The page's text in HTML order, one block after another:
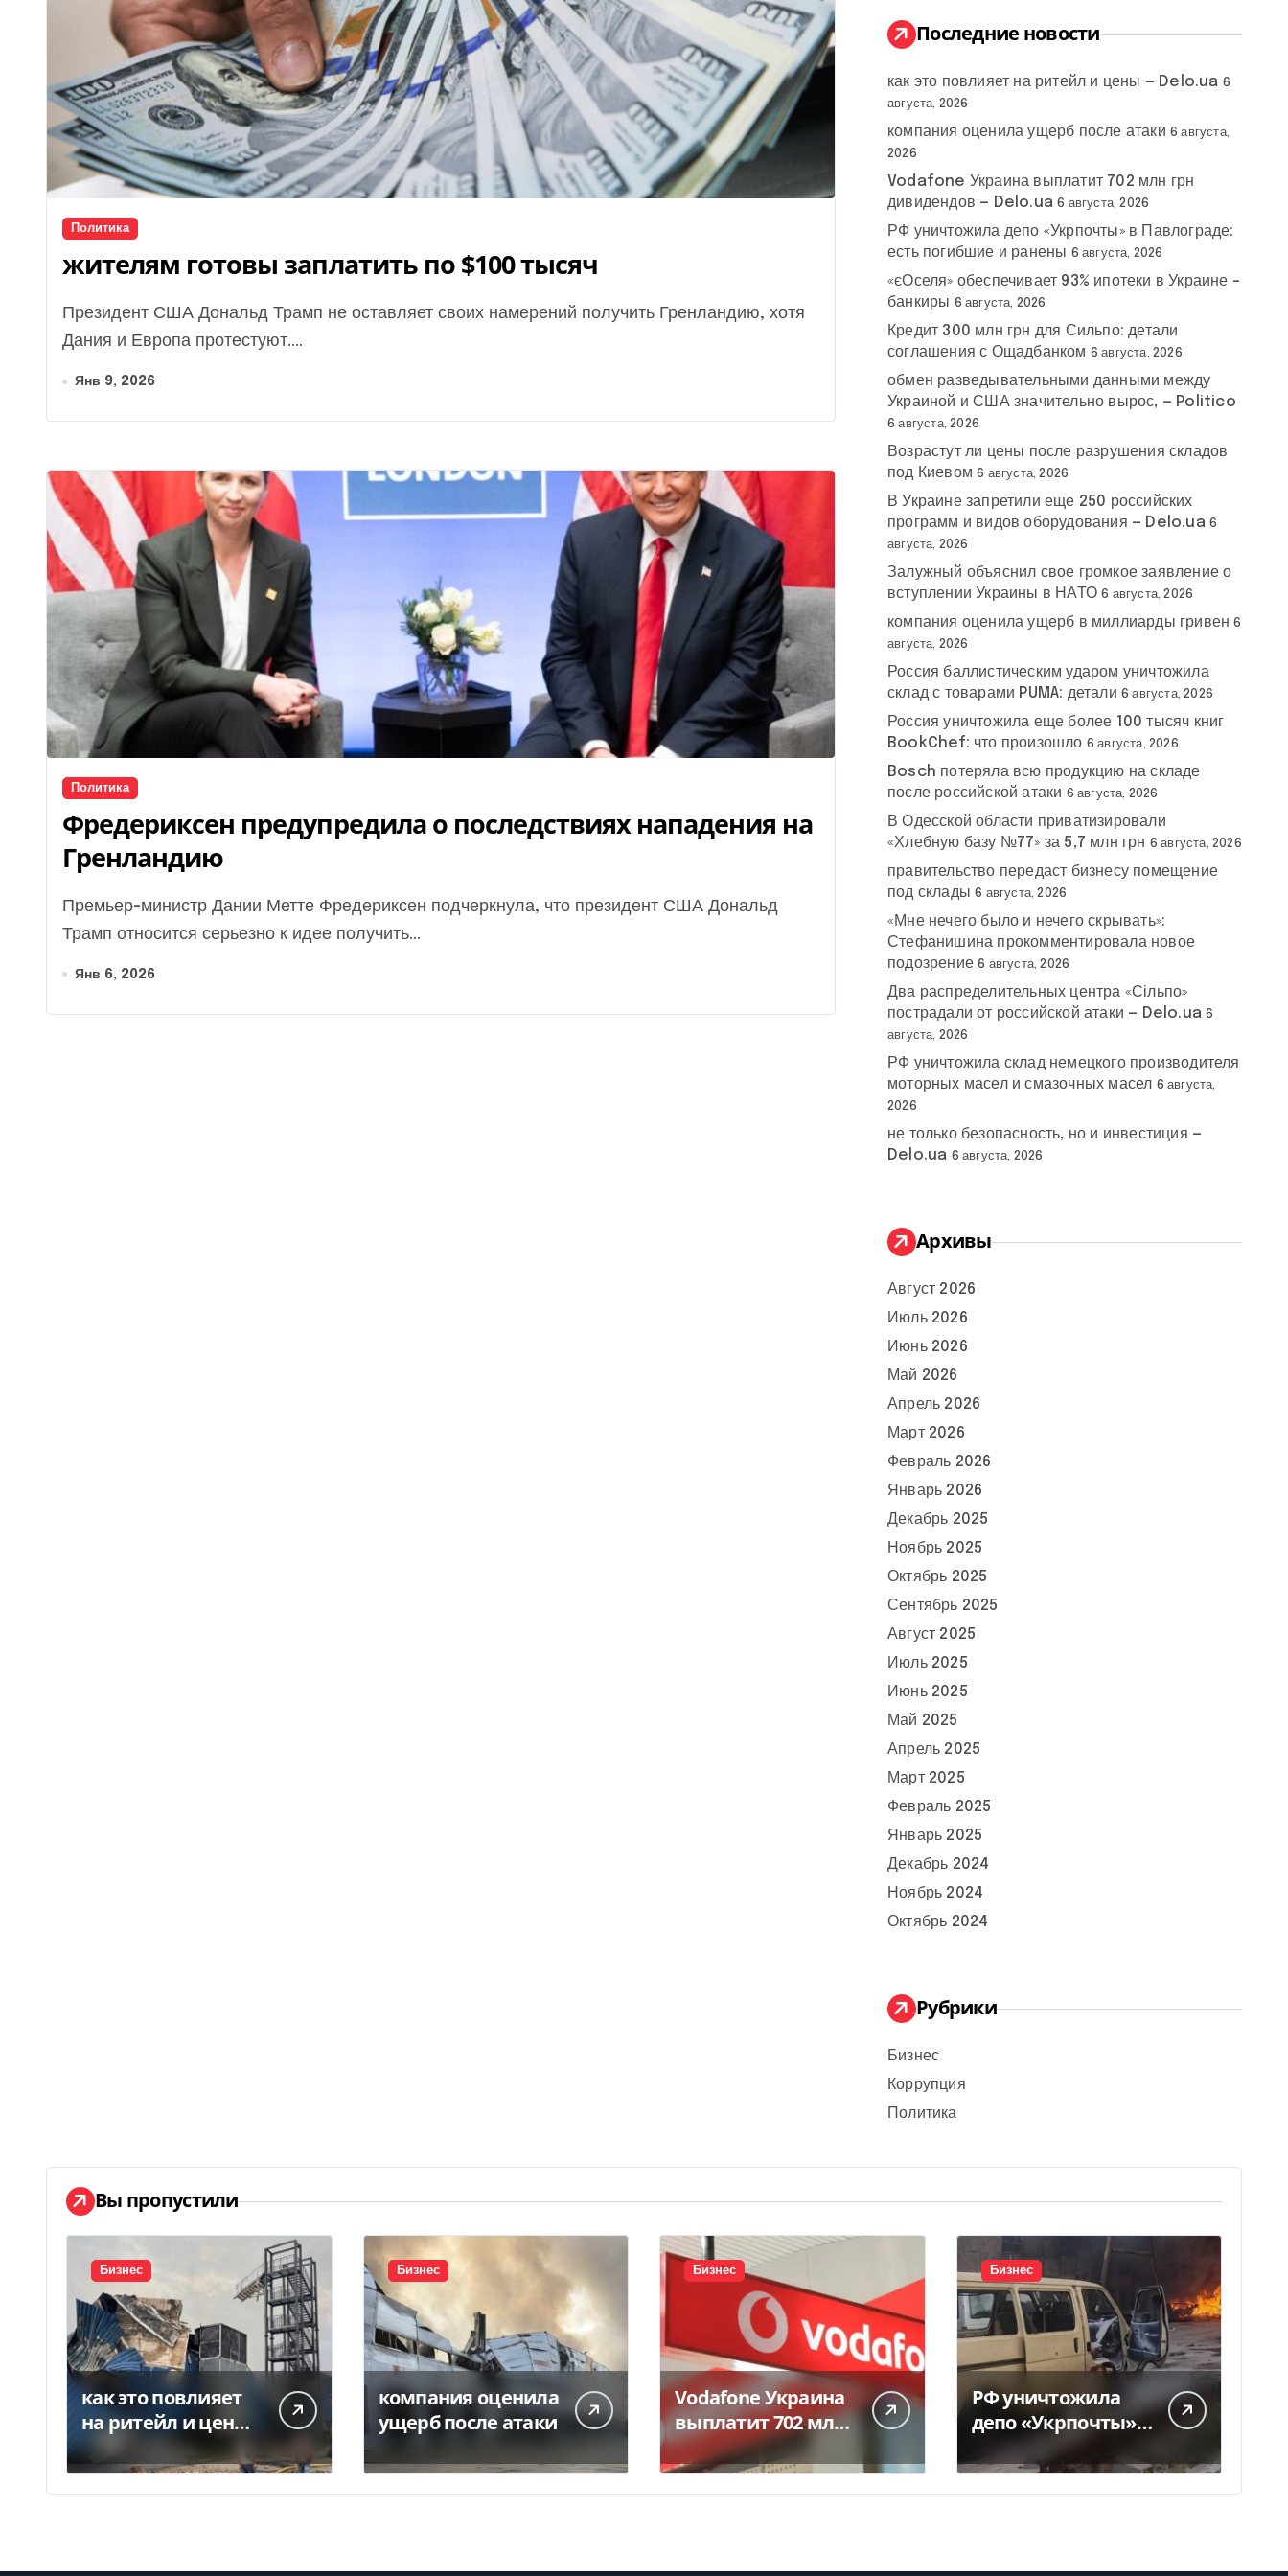
Политика
жителям готовы заплатить по $100 тысяч
Президент США Дональд Трамп не оставляет своих намерений получить Гренландию, хотя
Дания и Европа протестуют....
Янв 9, 2026
Политика
Фредериксен предупредила о последствиях нападения на
Гренландию
Премьер-министр Дании Метте Фредериксен подчеркнула, что президент США Дональд
Трамп относится серьезно к идее получить...
Янв 6, 2026
:
Последние новости
как это повлияет на ритейл и цены — Delo.ua 6
августа, 2026
компания оценила ущерб после атаки 6 августа,
2026
Vodafone Украина выплатит 702 млн грн
дивидендов — Delo.ua 6 августа, 2026
РФ уничтожила депо «Укрпочты» в Павлограде:
есть погибшие и ранены 6 августа, 2026
«єОселя» обеспечивает 93% ипотеки в Украине –
банкиры 6 августа, 2026
Кредит 300 млн грн для Сильпо: детали
соглашения с Ощадбанком 6 августа, 2026
обмен разведывательными данными между
Украиной и США значительно вырос, — Politico
6 августа, 2026
Возрастут ли цены после разрушения складов
под Киевом 6 августа, 2026
В Украине запретили еще 250 российских
программ и видов оборудования — Delo.ua 6
августа, 2026
Залужный объяснил свое громкое заявление о
вступлении Украины в НАТО 6 августа, 2026
компания оценила ущерб в миллиарды гривен 6
августа, 2026
Россия баллистическим ударом уничтожила
склад с товарами PUMA: детали 6 августа, 2026
Россия уничтожила еще более 100 тысяч книг
BookChef: что произошло 6 августа, 2026
Bosch потеряла всю продукцию на складе
после российской атаки 6 августа, 2026
В Одесской области приватизировали
«Хлебную базу №77» за 5,7 млн грн 6 августа, 2026
правительство передаст бизнесу помещение
под склады 6 августа, 2026
«Мне нечего было и нечего скрывать»:
Стефанишина прокомментировала новое
подозрение 6 августа, 2026
Два распределительных центра «Сільпо»
пострадали от российской атаки — Delo.ua 6
августа, 2026
РФ уничтожила склад немецкого производителя
моторных масел и смазочных масел 6 августа,
2026
не только безопасность, но и инвестиция —
Delo.ua 6 августа, 2026
Архивы
Август 2026
Июль 2026
Июнь 2026
Май 2026
Апрель 2026
Март 2026
Февраль 2026
Январь 2026
Декабрь 2025
Ноябрь 2025
Октябрь 2025
Сентябрь 2025
Август 2025
Июль 2025
Июнь 2025
Май 2025
Апрель 2025
Март 2025
Февраль 2025
Январь 2025
Декабрь 2024
Ноябрь 2024
Октябрь 2024
Рубрики
Бизнес
Коррупция
Политика
Вы пропустили
Бизнес
как это повлияет
на ритейл и цены
— Delo.ua
Бизнес
компания оценила
ущерб после атаки
Бизнес
Vodafone Украина
выплатит 702 млн
грн дивидендов —
Delo.ua
Бизнес
РФ уничтожила
депо «Укрпочты» в
Павлограде: есть
погибшие и
ранены